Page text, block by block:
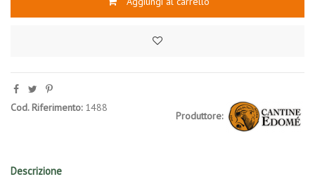
Produttore:
Cod. Riferimento: 1488
Descrizione